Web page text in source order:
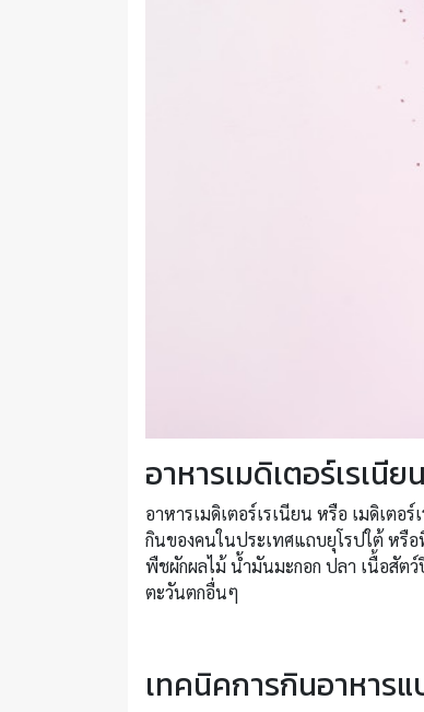
อาหารเมดิเตอร์เรเนีย
อาหารเมดิเตอร์เรเนียน หรือ เมดิเตอ
กินของคนในประเทศแถบยุโรปใต้ หรือ
พืชผักผลไม้ น้ำมันมะกอก ปลา เนื้อสั
ตะวันตกอื่นๆ
เทคนิคการกินอาหารแ